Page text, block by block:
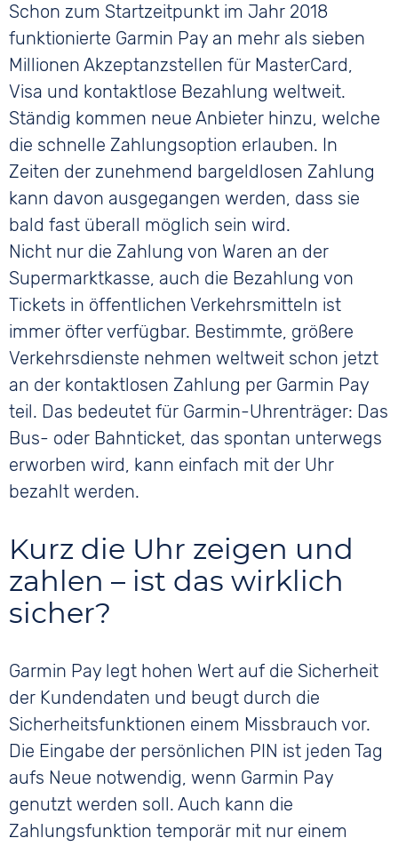
Schon zum Startzeitpunkt im Jahr 2018
funktionierte Garmin Pay an mehr als sieben
Millionen Akzeptanzstellen für MasterCard,
Visa und kontaktlose Bezahlung weltweit.
Ständig kommen neue Anbieter hinzu, welche
die schnelle Zahlungsoption erlauben. In
Zeiten der zunehmend bargeldlosen Zahlung
kann davon ausgegangen werden, dass sie
bald fast überall möglich sein wird.
Nicht nur die Zahlung von Waren an der
Supermarktkasse, auch die Bezahlung von
Tickets in öffentlichen Verkehrsmitteln ist
immer öfter verfügbar. Bestimmte, größere
Verkehrsdienste nehmen weltweit schon jetzt
an der kontaktlosen Zahlung per Garmin Pay
teil. Das bedeutet für Garmin-Uhrenträger: Das
Bus- oder Bahnticket, das spontan unterwegs
erworben wird, kann einfach mit der Uhr
bezahlt werden.
Kurz die Uhr zeigen und
zahlen – ist das wirklich
sicher?
Garmin Pay legt hohen Wert auf die Sicherheit
der Kundendaten und beugt durch die
Sicherheitsfunktionen einem Missbrauch vor.
Die Eingabe der persönlichen PIN ist jeden Tag
aufs Neue notwendig, wenn Garmin Pay
genutzt werden soll. Auch kann die
Zahlungsfunktion temporär mit nur einem